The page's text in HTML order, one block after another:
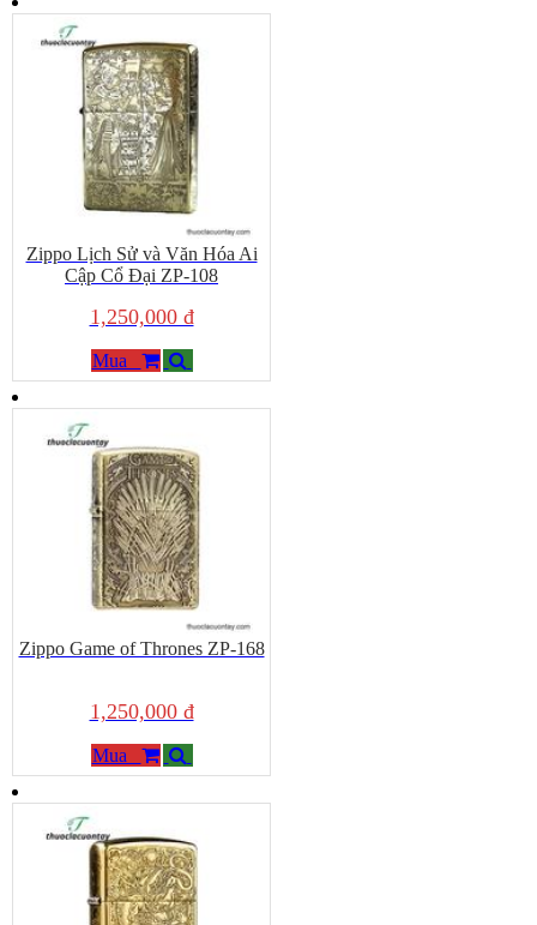
Zippo Lịch Sử và Văn Hóa Ai
Cập Cổ Đại ZP-108
1,250,000 đ
Mua
Zippo Game of Thrones ZP-168
1,250,000 đ
Mua